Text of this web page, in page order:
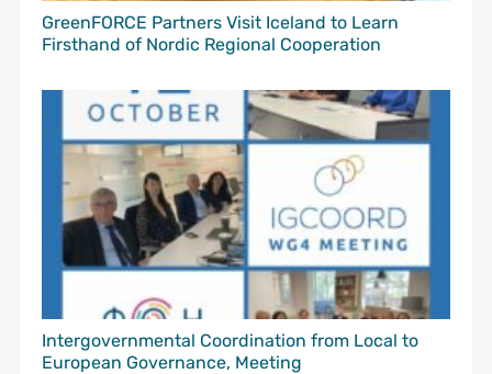
GreenFORCE Partners Visit Iceland to Learn
Firsthand of Nordic Regional Cooperation
Intergovernmental Coordination from Local to
European Governance, Meeting